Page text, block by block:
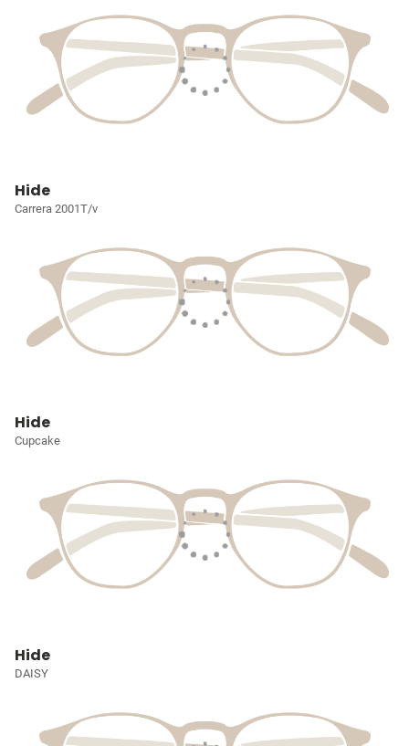
Hide
Carrera 2001T/v
Hide
Cupcake
Hide
DAISY